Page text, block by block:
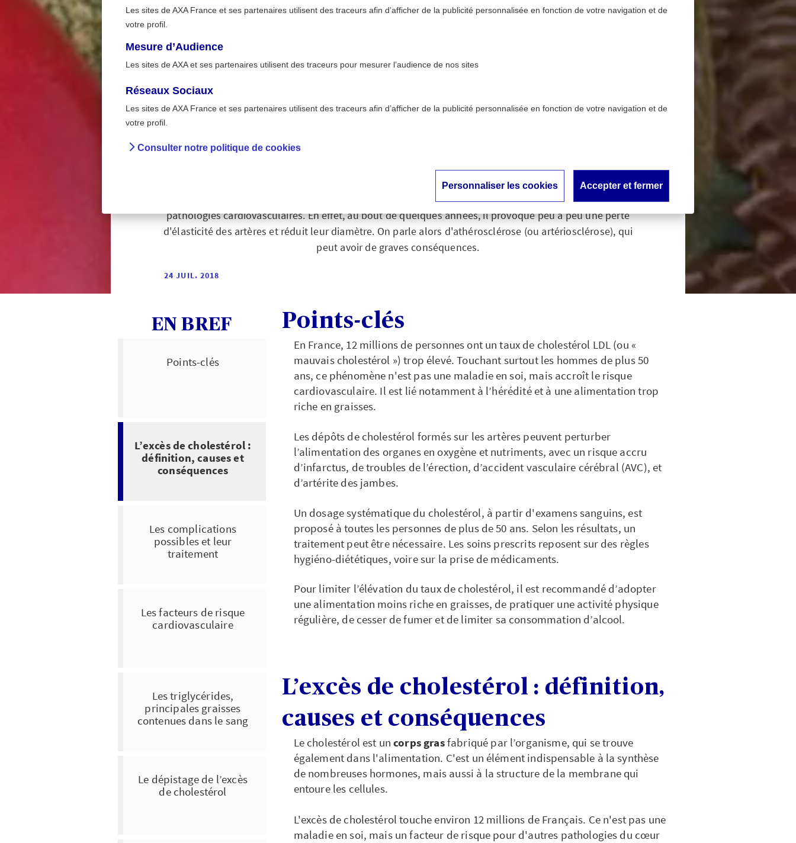
Accueil
Contrôler son taux de cholestérol
Un taux de cholestérol trop élevé n'est pas une maladie en soi, mais un facteur de risque pour d'autres
pathologies cardiovasculaires. En effet, au bout de quelques années, il provoque peu à peu une perte
d'élasticité des artères et réduit leur diamètre. On parle alors d'athérosclérose (ou artériosclérose), qui
peut avoir de graves conséquences.
24 JUIL. 2018
EN BREF
Points-clés
L’excès de cholestérol :
définition, causes et
conséquences
Les complications
possibles et leur
traitement
Les facteurs de risque
cardiovasculaire
Les triglycérides,
principales graisses
contenues dans le sang
Le dépistage de l’excès
de cholestérol
Points-clés
En France, 12 millions de personnes ont un taux de cholestérol LDL (ou «
mauvais cholestérol ») trop élevé. Touchant surtout les hommes de plus 50
ans, ce phénomène n'est pas une maladie en soi, mais accroît le risque
cardiovasculaire. Il est lié notamment à l’hérédité et à une alimentation trop
riche en graisses.
Les dépôts de cholestérol formés sur les artères peuvent perturber
l’alimentation des organes en oxygène et nutriments, avec un risque accru
d’infarctus, de troubles de l’érection, d’accident vasculaire cérébral (AVC), et
d’artérite des jambes.
Un dosage systématique du cholestérol, à partir d'examens sanguins, est
proposé à toutes les personnes de plus de 50 ans. Selon les résultats, un
traitement peut être nécessaire. Les soins prescrits reposent sur des règles
hygiéno-diététiques, voire sur la prise de médicaments.
Pour limiter l’élévation du taux de cholestérol, il est recommandé d’adopter
une alimentation moins riche en graisses, de pratiquer une activité physique
régulière, de cesser de fumer et de limiter sa consommation d’alcool.
L’excès de cholestérol : définition,
causes et conséquences
Le cholestérol est uncorps grasfabriqué par l’organisme, qui se trouve
également dans l'alimentation. C'est un élément indispensable à la synthèse
de nombreuses hormones, mais aussi à la structure de la membrane qui
entoure les cellules.
L'excès de cholestérol touche environ 12 millions de Français. Ce n'est pas une
maladie en soi, mais un facteur de risque pour d'autres pathologies du cœur
Les sites de AXA France et ses partenaires utilisent des traceurs afin d’afficher de la publicité personnalisée en fonction de votre navigation et de
votre profil.
Mesure d’Audience
Les sites de AXA et ses partenaires utilisent des traceurs pour mesurer l’audience de nos sites
Réseaux Sociaux
Les sites de AXA France et ses partenaires utilisent des traceurs afin d’afficher de la publicité personnalisée en fonction de votre navigation et de
votre profil.
Consulter notre politique de cookies
Personnaliser les cookies Accepter et fermer